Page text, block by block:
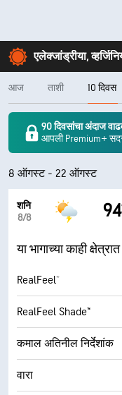
एलेक्जांड्रीया,
आज ताशी 10 दिवस
90 दिवसांचा अंदाज
आपली Premium+
8 ऑगस्ट - 22 ऑगस्ट
शनि
8/8
या भागाच्या काही
RealFeel®
RealFeel Shade™
कमाल अतिनील निर्देशांक
वारा